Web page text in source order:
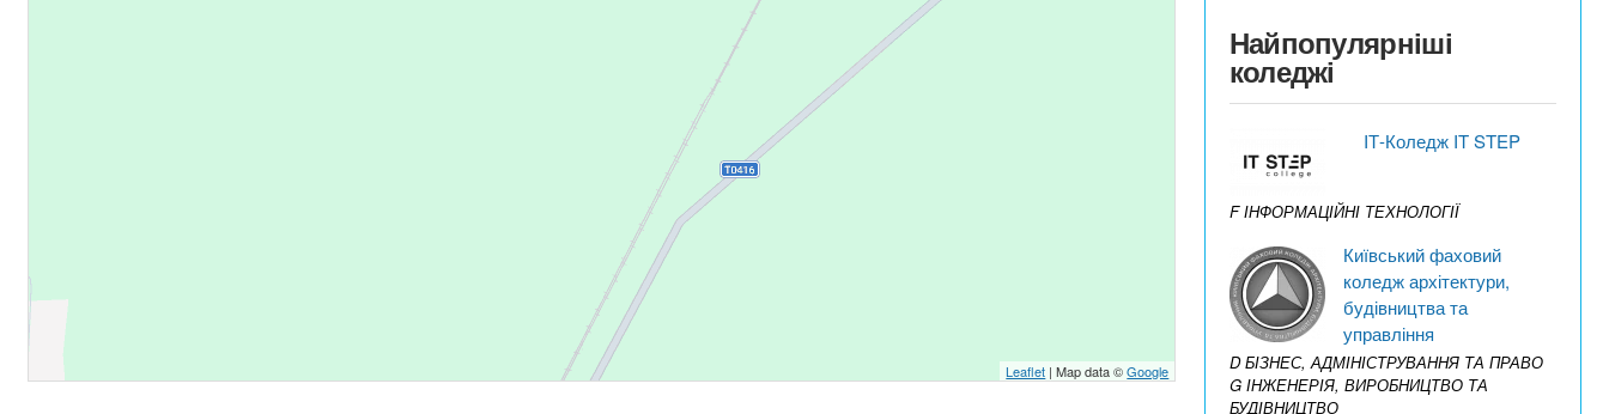
Leaflet | Map data ©Google
Найпопулярніші
коледжі
IТ-Коледж IT STEP
F ІНФОРМАЦІЙНІ ТЕХНОЛОГІЇ
Київський фаховий
коледж архітектури,
будівництва та
управління
D БІЗНЕС, АДМІНІСТРУВАННЯ ТА ПРАВО
G ІНЖЕНЕРІЯ, ВИРОБНИЦТВО ТА
БУДІВНИЦТВО